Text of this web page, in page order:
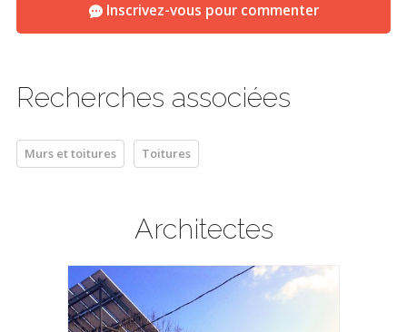
Inscrivez-vous pour commenter
Recherches associées
Murs et toitures Toitures
Architectes